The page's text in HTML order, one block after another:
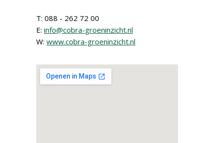
T: 088 - 262 72 00
E: info@cobra-groeninzicht.nl
W: www.cobra-groeninzicht.nl